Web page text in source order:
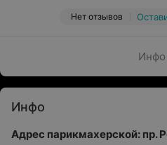
Нет отзывов
Инфо
Инфо
Адрес парикмахерской: пр.